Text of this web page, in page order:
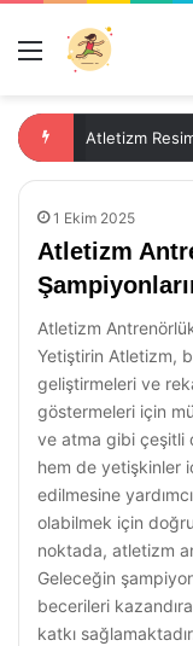
Menü
1 Ekim 2025
Atletizm
Atletizm
Yetiştirin Atletizm,
geliştirmeleri ve
göstermeleri için
ve atma gibi çeşitli
hem de yetişkinler
edilmesine
olabilmek için
noktada, atletizm
Geleceğin
becerileri
katkı